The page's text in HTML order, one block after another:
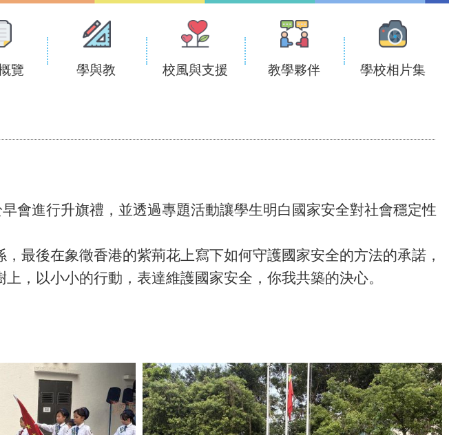
覽 學與教 校風與支援 教學夥伴 學校相片集
會進行升旗禮，並透過專題活動讓學生明白國家安全對社會穩定性
最後在象徵香港的紫荊花上寫下如何守護國家安全的方法的承諾，
，以小小的行動，表達維護國家安全，你我共築的決心。